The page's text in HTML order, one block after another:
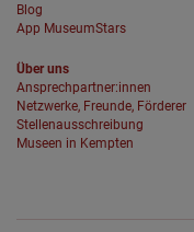
Blog
App MuseumStars
Über uns
Ansprechpartner:innen
Netzwerke, Freunde, Förderer
Stellenausschreibung
Museen in Kempten